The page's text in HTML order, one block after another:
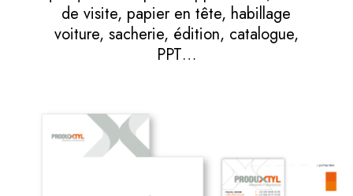
de visite, papier en tête, habillage
voiture, sacherie, édition, catalogue,
PPT…